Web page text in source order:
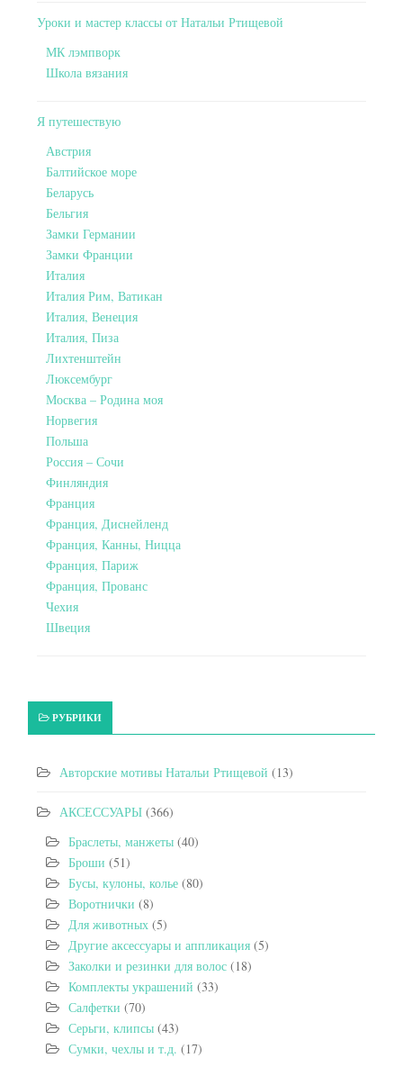
Уроки и мастер классы от Натальи Ртищевой
МК лэмпворк
Школа вязания
Я путешествую
Австрия
Балтийское море
Беларусь
Бельгия
Замки Германии
Замки Франции
Италия
Италия Рим, Ватикан
Италия, Венеция
Италия, Пиза
Лихтенштейн
Люксембург
Москва – Родина моя
Норвегия
Польша
Россия – Сочи
Финляндия
Франция
Франция, Диснейленд
Франция, Канны, Ницца
Франция, Париж
Франция, Прованс
Чехия
Швеция
РУБРИКИ
Авторские мотивы Натальи Ртищевой (13)
АКСЕССУАРЫ (366)
Браслеты, манжеты (40)
Броши (51)
Бусы, кулоны, колье (80)
Воротнички (8)
Для животных (5)
Другие аксессуары и аппликация (5)
Заколки и резинки для волос (18)
Комплекты украшений (33)
Салфетки (70)
Серьги, клипсы (43)
Сумки, чехлы и т.д. (17)